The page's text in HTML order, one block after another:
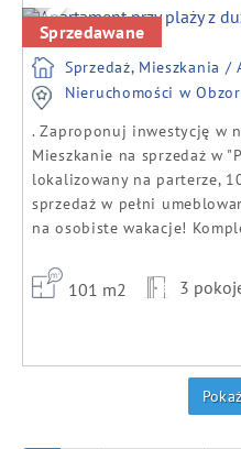
Previous
Sprzedawane
Sprzedaż, Mieszkania /
Nieruchomości w Obzor
. Zaproponuj inwestycję w
Mieszkanie na sprzedaż w
lokalizowany na parterze,
sprzedaż w pełni
na osobiste wakacje!
101 m2 3